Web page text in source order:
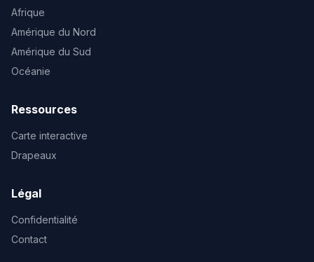
Afrique
Amérique du Nord
Amérique du Sud
Océanie
Ressources
Carte interactive
Drapeaux
Légal
Confidentialité
Contact